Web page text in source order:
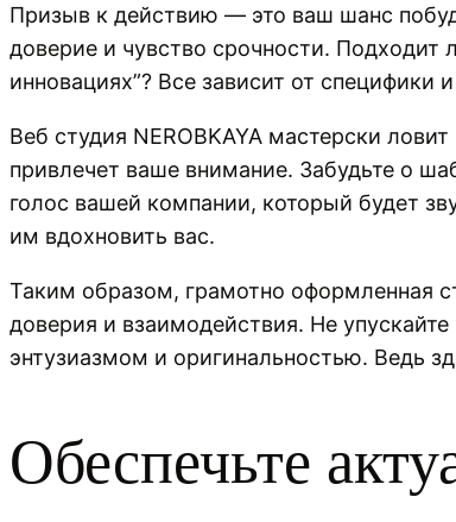
Призыв к действию — это ваш шанс
доверие и чувство срочности. Подходит
инновациях”? Все зависит от специфики
Веб студия NEROBKAYA мастерски
привлечет ваше внимание. Забудьте о
голос вашей компании, который будет
им вдохновить вас.
Таким образом, грамотно оформленная
доверия и взаимодействия. Не
энтузиазмом и оригинальностью. Ведь
Обеспечьте